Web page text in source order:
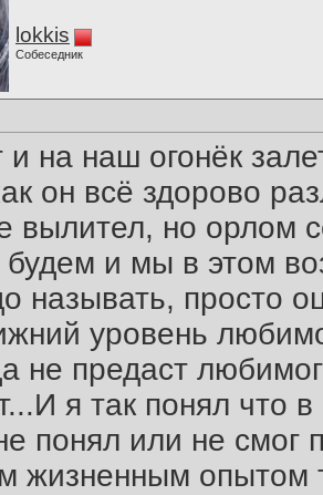
lokkis
Собеседник
и на наш огонёк
он всё здорово
вылител, но орлом
будем и мы в этом
называть, просто
уровень
не предаст
я так понял что
понял или не смог
жизненным опытом